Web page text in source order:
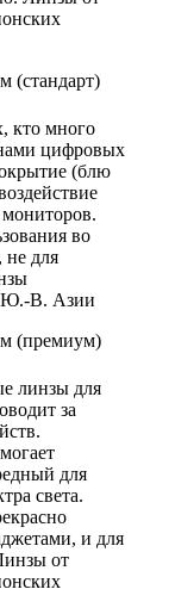
(стандарт)
кто много
цифровых
(блю
мониторов.
во
не для
Ю.-В. Азии
(премиум)
линзы для
за
для
света.
и для
от